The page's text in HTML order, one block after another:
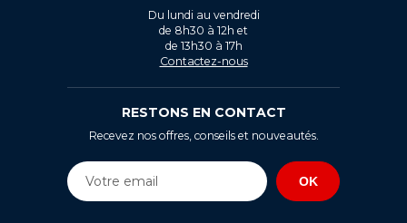
Du lundi au vendredi
de 8h30 à 12h et
de 13h30 à 17h
Contactez-nous
RESTONS EN CONTACT
Recevez nos offres, conseils et nouveautés.